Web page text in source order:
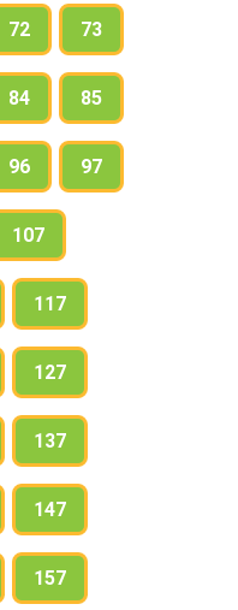
72 73
84 85
96 97
107
117
127
137
147
157